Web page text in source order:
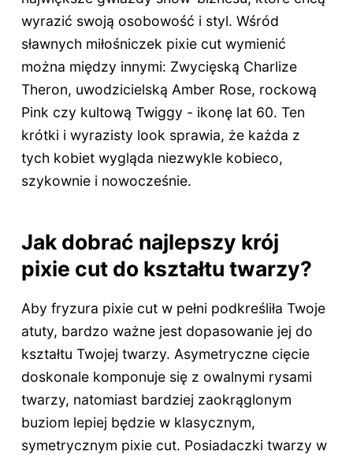
wyrazić swoją osobowość i styl. Wśród
sławnych miłośniczek pixie cut wymienić
można między innymi: Zwycięską Charlize
Theron, uwodzicielską Amber Rose, rockową
Pink czy kultową Twiggy - ikonę lat 60. Ten
krótki i wyrazisty look sprawia, że każda z
tych kobiet wygląda niezwykle kobieco,
szykownie i nowocześnie.
Jak dobrać najlepszy krój
pixie cut do kształtu twarzy?
Aby fryzura pixie cut w pełni podkreśliła Twoje
atuty, bardzo ważne jest dopasowanie jej do
kształtu Twojej twarzy. Asymetryczne cięcie
doskonale komponuje się z owalnymi rysami
twarzy, natomiast bardziej zaokrąglonym
buziom lepiej będzie w klasycznym,
symetrycznym pixie cut. Posiadaczki twarzy w